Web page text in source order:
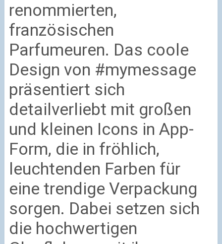
renommierten,
französischen
Parfumeuren. Das coole
Design von #mymessage
präsentiert sich
detailverliebt mit großen
und kleinen Icons in App-
Form, die in fröhlich,
leuchtenden Farben für
eine trendige Verpackung
sorgen. Dabei setzen sich
die hochwertigen